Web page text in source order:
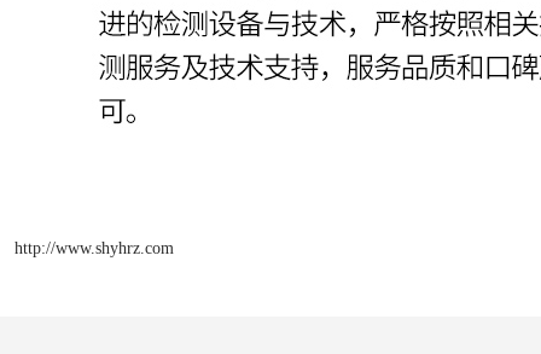
http://www.shyhrz.com